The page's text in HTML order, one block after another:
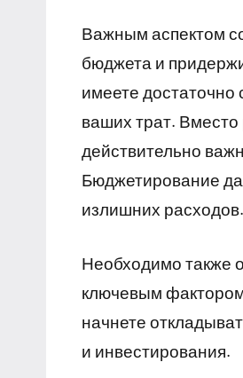
Важным аспектом
бюджета и
имеете
ваших трат. Вместо
действительно
Бюджетирование
излишних расходов.
Необходимо также
ключевым
начнете
и инвестирования.